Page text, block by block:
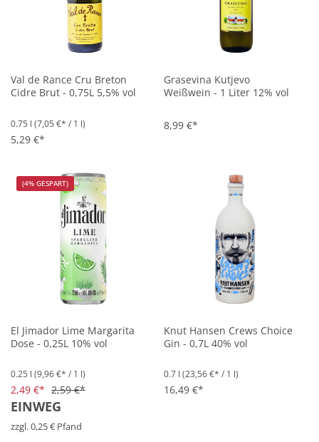
Val de Rance Cru Breton
Cidre Brut - 0,75L 5,5% vol
0.75 l (7,05 €* / 1 l)
5,29 €*
Grasevina Kutjevo
Weißwein - 1 Liter 12% vol
8,99 €*
(4% GESPART)
El Jimador Lime Margarita
Dose - 0,25L 10% vol
0.25 l (9,96 €* / 1 l)
2,49 €* 2,59 €*
EINWEG
zzgl. 0,25 € Pfand
Knut Hansen Crews Choice
Gin - 0,7L 40% vol
0.7 l (23,56 €* / 1 l)
16,49 €*